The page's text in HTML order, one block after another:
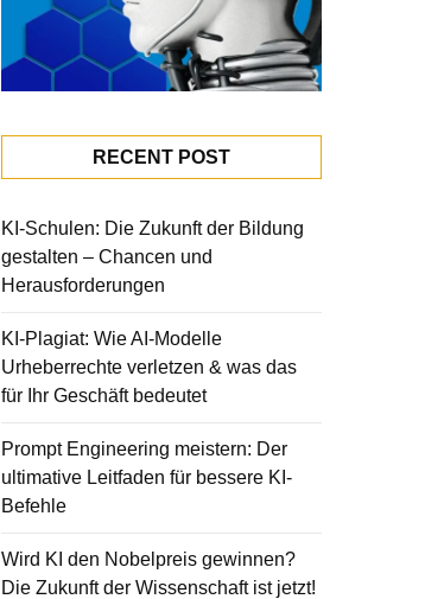
RECENT POST
KI-Schulen: Die Zukunft der Bildung
gestalten – Chancen und
Herausforderungen
KI-Plagiat: Wie AI-Modelle
Urheberrechte verletzen & was das
für Ihr Geschäft bedeutet
Prompt Engineering meistern: Der
ultimative Leitfaden für bessere KI-
Befehle
Wird KI den Nobelpreis gewinnen?
Die Zukunft der Wissenschaft ist jetzt!